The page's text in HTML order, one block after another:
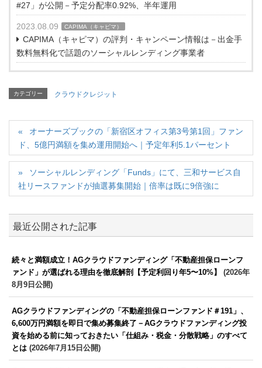
#27」が公開－予定分配率0.92%、半年運用
2023.08.09 CAPIMA（キャピマ）
CAPIMA（キャピマ）の評判・キャンペーン情報は－出金手
数料無料化で話題のソーシャルレンディング事業者
カテゴリー クラウドクレジット
オーナーズブックの「新宿区オフィス第3号第1回」ファン
ド、5億円満額を集め運用開始へ｜予定年利5.1パーセント
ソーシャルレンディング「Funds」にて、三和サービス自
社リースファンドが抽選募集開始｜倍率は既に9倍強に
最近公開された記事
続々と満額成立！AGクラウドファンディング「不動産担保ローンフ
ァンド」が選ばれる理由を徹底解剖【予定利回り年5〜10%】
(2026年
8月9日公開)
AGクラウドファンディングの「不動産担保ローンファンド＃191」、
6,600万円満額を即日で集め募集終了－AGクラウドファンディング投
資を始める前に知っておきたい「仕組み・税金・分散戦略」のすべて
とは (2026年7月15日公開)